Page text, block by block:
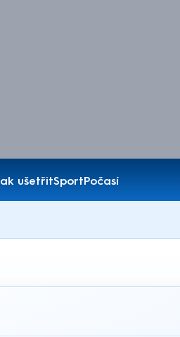
ušetřitSportPočasí